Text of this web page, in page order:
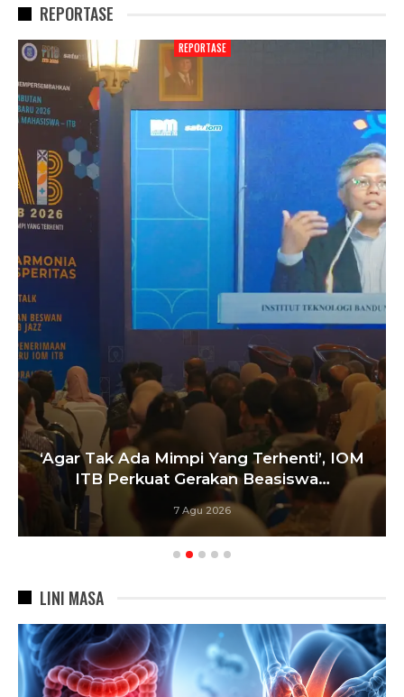
REPORTASE
REPORTASE
‘Agar Tak Ada Mimpi Yang Terhenti’, IOM
ITB Perkuat Gerakan Beasiswa…
7 Agu 2026
LINI MASA